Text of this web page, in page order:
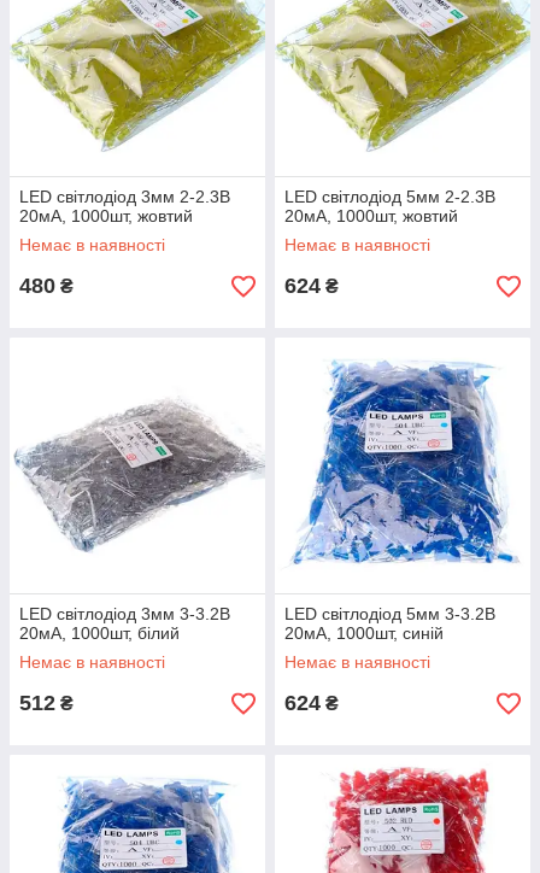
LED світлодіод 3мм 2-2.3В
20мА, 1000шт, жовтий
Немає в наявності
480 ₴
LED світлодіод 5мм 2-2.3В
20мА, 1000шт, жовтий
Немає в наявності
624 ₴
LED світлодіод 3мм 3-3.2В
20мА, 1000шт, білий
Немає в наявності
512 ₴
LED світлодіод 5мм 3-3.2В
20мА, 1000шт, синій
Немає в наявності
624 ₴